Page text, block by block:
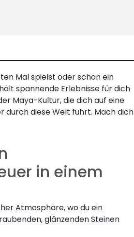
Mal spielst oder schon ein
spannende Erlebnisse für dich
Maya-Kultur, die dich auf eine
durch diese Welt führt. Mach dich
in einem
Atmosphäre, wo du ein
glänzenden Steinen